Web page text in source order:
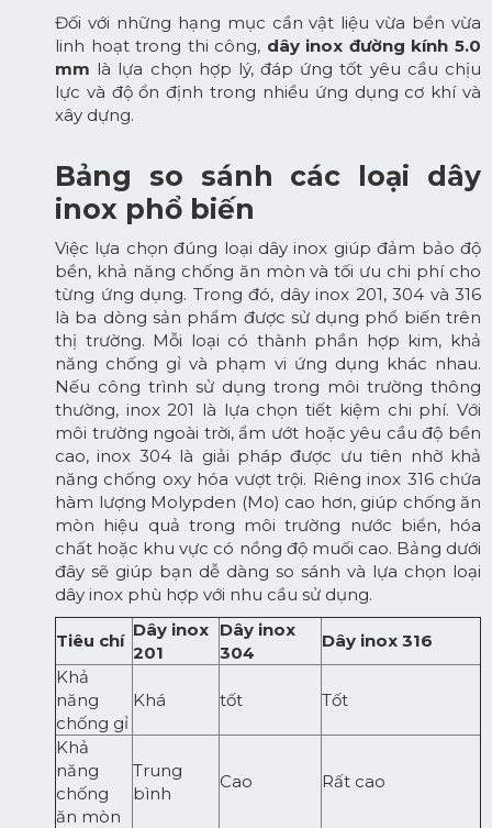
Đối với những hạng mục cần vật liệu vừa bền vừa
linh hoạt trong thi công, dây inox đường kính 5.0
mm là lựa chọn hợp lý, đáp ứng tốt yêu cầu chịu
lực và độ ổn định trong nhiều ứng dụng cơ khí và
xây dựng.
Bảng so sánh các loại dây
inox phổ biến
Việc lựa chọn đúng loại dây inox giúp đảm bảo độ
bền, khả năng chống ăn mòn và tối ưu chi phí cho
từng ứng dụng. Trong đó, dây inox 201, 304 và 316
là ba dòng sản phẩm được sử dụng phổ biến trên
thị trường. Mỗi loại có thành phần hợp kim, khả
năng chống gỉ và phạm vi ứng dụng khác nhau.
Nếu công trình sử dụng trong môi trường thông
thường, inox 201 là lựa chọn tiết kiệm chi phí. Với
môi trường ngoài trời, ẩm ướt hoặc yêu cầu độ bền
cao, inox 304 là giải pháp được ưu tiên nhờ khả
năng chống oxy hóa vượt trội. Riêng inox 316 chứa
hàm lượng Molypden (Mo) cao hơn, giúp chống ăn
mòn hiệu quả trong môi trường nước biển, hóa
chất hoặc khu vực có nồng độ muối cao. Bảng dưới
đây sẽ giúp bạn dễ dàng so sánh và lựa chọn loại
dây inox phù hợp với nhu cầu sử dụng.
Tiêu chí
Dây inox
201
Dây inox
304
Dây inox 316
Khả
năng
chống gỉ
Khá tốt Tốt
Khả
năng
chống
ăn mòn
Trung
bình
Cao Rất cao